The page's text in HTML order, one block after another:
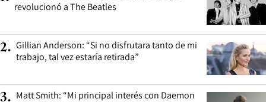
revolucionó a The Beatles
2. Gillian Anderson: “Si no disfrutara tanto de mi
trabajo, tal vez estaría retirada”
3. Matt Smith: “Mi principal interés con Daemon